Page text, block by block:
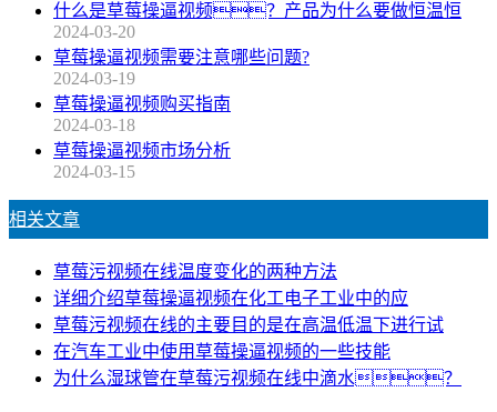
什么是草莓操逼视频？产品为什么要做恒温恒
2024-03-20
草莓操逼视频需要注意哪些问题?
2024-03-19
草莓操逼视频购买指南
2024-03-18
草莓操逼视频市场分析
2024-03-15
相关文章
草莓污视频在线温度变化的两种方法
详细介绍草莓操逼视频在化工电子工业中的应
草莓污视频在线的主要目的是在高温低温下进行试
在汽车工业中使用草莓操逼视频的一些技能
为什么湿球管在草莓污视频在线中滴水？